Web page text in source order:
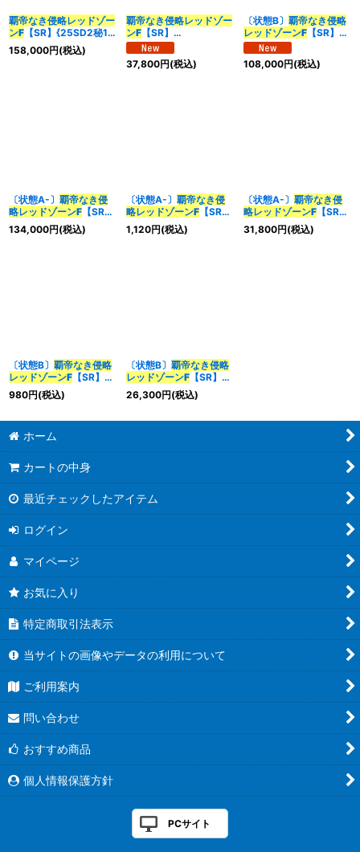
覇帝なき侵略レッドゾー
ンF 【SR】{25SD2秘1/
秘1}《火》
158,000円(税込)
覇帝なき侵略レッドゾー
ンF【SR】
{26EX1SP1/SP4}
《火》
37,800円(税込)
〔状態B〕 覇帝なき侵略
レッドゾーンF【SR】
{25SD2秘1/秘1}《火》
108,000円(税込)
〔状態A-〕 覇帝なき侵
略レッドゾーンF 【SR】
{25SD2秘1/秘1}《火》
134,000円(税込)
〔状態A-〕 覇帝なき侵
略レッドゾーンF【SR】
{24RP3TR3/TR9}
《火》
1,120円(税込)
〔状態A-〕 覇帝なき侵
略レッドゾーンF【SR】
{26EX1SP1/SP4}
《火》
31,800円(税込)
〔状態B〕 覇帝なき侵略
レッドゾーンF 【SR】
{24RP3TR3/TR9}
《火》
980円(税込)
〔状態B〕 覇帝なき侵略
レッドゾーンF【SR】
{26EX1SP1/SP4}
《火》
26,300円(税込)
ホーム
カートの中身
最近チェックしたアイテム
ログイン
マイページ
お気に入り
特定商取引法表示
当サイトの画像やデータの利用について
ご利用案内
問い合わせ
おすすめ商品
個人情報保護方針
PCサイト